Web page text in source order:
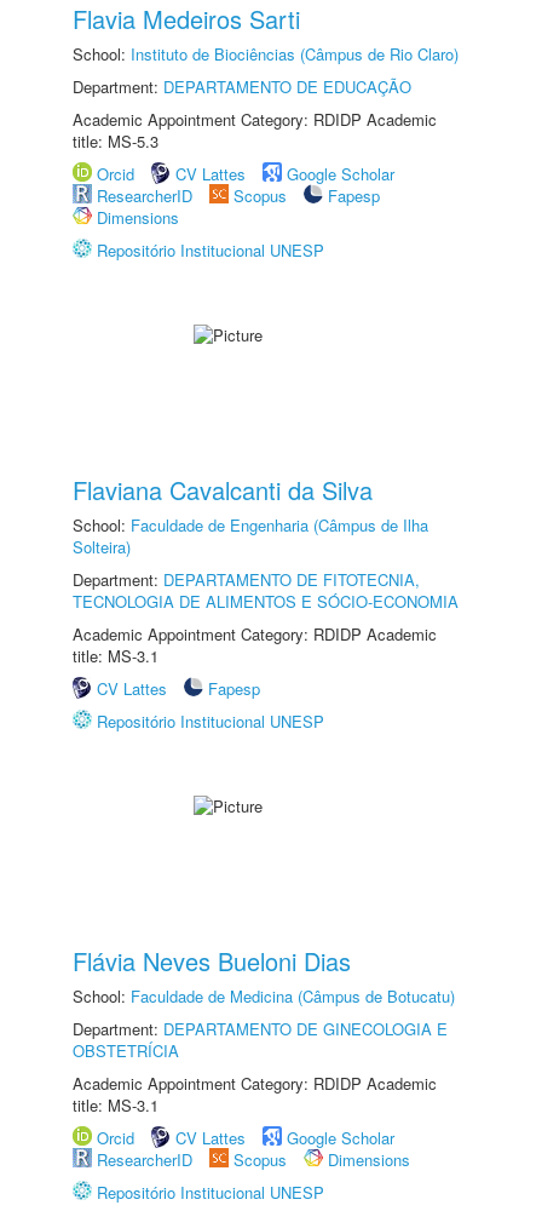
Flavia Medeiros Sarti
School: Instituto de Biociências (Câmpus de Rio Claro)
Department: DEPARTAMENTO DE EDUCAÇÃO
Academic Appointment Category: RDIDP Academic
title: MS-5.3
Orcid
CV Lattes
Google Scholar
ResearcherID
Scopus
Fapesp
Dimensions
Repositório Institucional UNESP
Flaviana Cavalcanti da Silva
School: Faculdade de Engenharia (Câmpus de Ilha
Solteira)
Department: DEPARTAMENTO DE FITOTECNIA,
TECNOLOGIA DE ALIMENTOS E SÓCIO-ECONOMIA
Academic Appointment Category: RDIDP Academic
title: MS-3.1
CV Lattes
Fapesp
Repositório Institucional UNESP
Flávia Neves Bueloni Dias
School: Faculdade de Medicina (Câmpus de Botucatu)
Department: DEPARTAMENTO DE GINECOLOGIA E
OBSTETRÍCIA
Academic Appointment Category: RDIDP Academic
title: MS-3.1
Orcid
CV Lattes
Google Scholar
ResearcherID
Scopus
Dimensions
Repositório Institucional UNESP